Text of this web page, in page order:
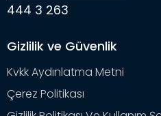
444 3 263
Gizlilik ve Güvenlik
Kvkk Aydınlatma Metni
Çerez Politikası